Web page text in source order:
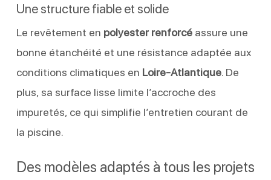
Une structure fiable et solide
Le revêtement en polyester renforcéassure une
bonne étanchéité et une résistance adaptée aux
conditions climatiques en Loire-Atlantique. De
plus, sa surface lisse limite l’accroche des
impuretés, ce qui simplifie l’entretien courant de
la piscine.
Des modèles adaptés à tous les projets